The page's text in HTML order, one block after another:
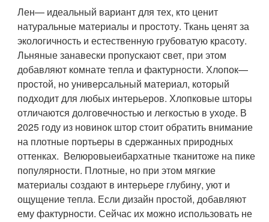
Лен— идеальный вариант для тех, кто ценит
натуральные материалы и простоту. Ткань ценят за
экологичность и естественную грубоватую красоту.
Льняные занавески пропускают свет, при этом
добавляют комнате тепла и фактурности.Хлопок—
простой, но универсальный материал, который
подходит для любых интерьеров. Хлопковые шторы
отличаются долговечностью и легкостью в уходе. В
2025 году из новинок штор стоит обратить внимание
на плотные портьеры в сдержанных природных
оттенках. Велюровыеибархатные тканитоже на пике
популярности. Плотные, но при этом мягкие
материалы создают в интерьере глубину, уют и
ощущение тепла. Если дизайн простой, добавляют
ему фактурности. Сейчас их можно использовать не